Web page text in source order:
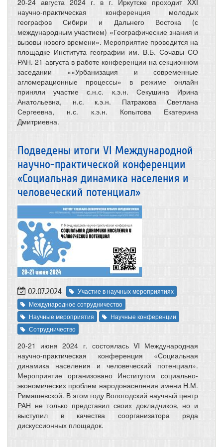
научно-практическая конференция молодых
географов Сибири и Дальнего Востока (с
международным участием) «Географические знания и
вызовы нового времени». Мероприятие проводится на
площадке Института географии им. В.Б. Сочавы СО
РАН. 21 августа в работе конференции на секционном
заседании ««Урбанизация и современные
агломерационные процессы» в режиме онлайн
приняли участие с.н.с. к.э.н. Секушина Ирина
Анатольевна, н.с. к.э.н. Патракова Светлана
Сергеевна, н.с. к.э.н. Копытова Екатерина
Дмитриевна.
Подведены итоги VI Международной
научно-практической конференции
«Социальная динамика населения и
человеческий потенциал»
02.07.2024
Участие в научных мероприятиях
Международное сотрудничество
Научные мероприятия
Научные конференции
Сотрудничество
20-21 июня 2024 г. состоялась VI Международная
научно-практическая конференция «Социальная
динамика населения и человеческий потенциал».
Мероприятие организовано Институтом социально-
экономических проблем народонаселения имени Н.М.
Римашевской. В этом году Вологодский научный центр
РАН не только представил своих докладчиков, но и
выступил в качества соорганизатора ряда
дискуссионных площадок.